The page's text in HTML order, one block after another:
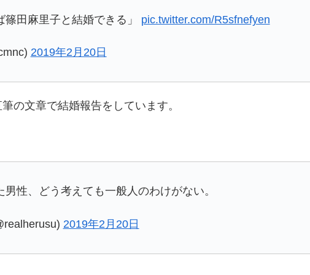
田麻里子と結婚できる」 pic.twitter.com/R5sfnefyen
2019年2月20日
の文章で結婚報告をしています。
性、どう考えても一般人のわけがない。
2019年2月20日